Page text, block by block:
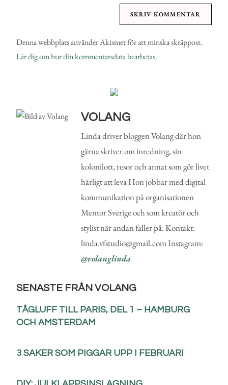
Denna webbplats använder Akismet för att minska skräppost.
Lär dig om hur din kommentarsdata bearbetas.
VOLANG
Linda driver bloggen Volang där hon
gärna skriver om inredning, sin
kolonilott, resor och annat som gör livet
härligt att leva Hon jobbar med digital
kommunikation på organisationen
Mentor Sverige och som kreatör och
stylist när andan faller på. Kontakt:
linda.vfstudio@gmail.com Instagram:
@volanglinda
SENASTE FRÅN VOLANG
TÅGLUFF TILL PARIS, DEL 1 – HAMBURG
OCH AMSTERDAM
3 SAKER SOM PIGGAR UPP I FEBRUARI